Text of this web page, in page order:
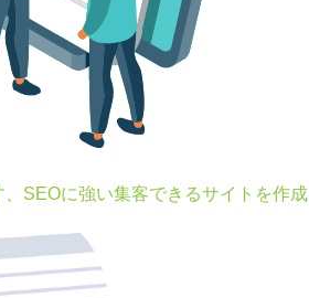
SEOに強い集客できるサイトを作成